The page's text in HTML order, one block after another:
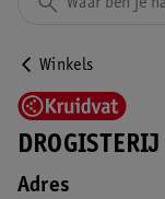
Winkels
Adres